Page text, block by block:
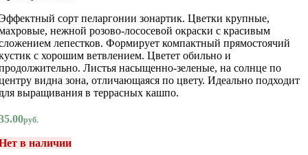
сорт пеларгонии зонартик. Цветки крупные,
нежной розово-лососевой окраски с красивым
лепестков. Формирует компактный прямостоячий
с хорошим ветвлением. Цветет обильно и
Листья насыщенно-зеленые, на солнце по
видна зона, отличающаяся по цвету. Идеально подходит
выращивания в террасных кашпо.
руб.
в наличии